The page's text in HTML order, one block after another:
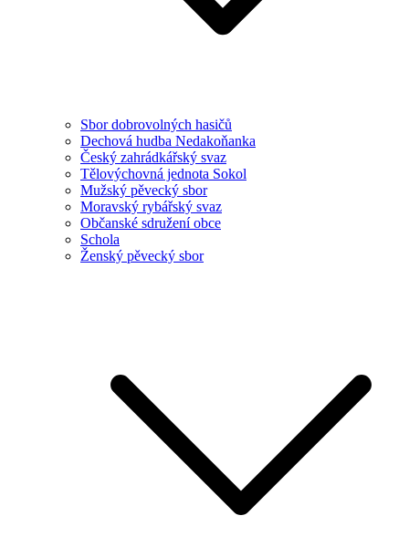
Sbor dobrovolných hasičů
Dechová hudba Nedakoňanka
Český zahrádkářský svaz
Tělovýchovná jednota Sokol
Mužský pěvecký sbor
Moravský rybářský svaz
Občanské sdružení obce
Schola
Ženský pěvecký sbor